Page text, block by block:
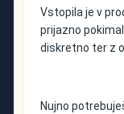
Vstopila je v
prijazno
diskretno ter z
Nujno